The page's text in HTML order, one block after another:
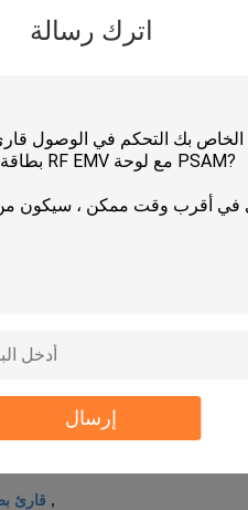
اترك رسالة
إرسال
وقود يقدّم, قمار, حكومة, يركن نظام, نقل AFC, منفعة
قارئ ,